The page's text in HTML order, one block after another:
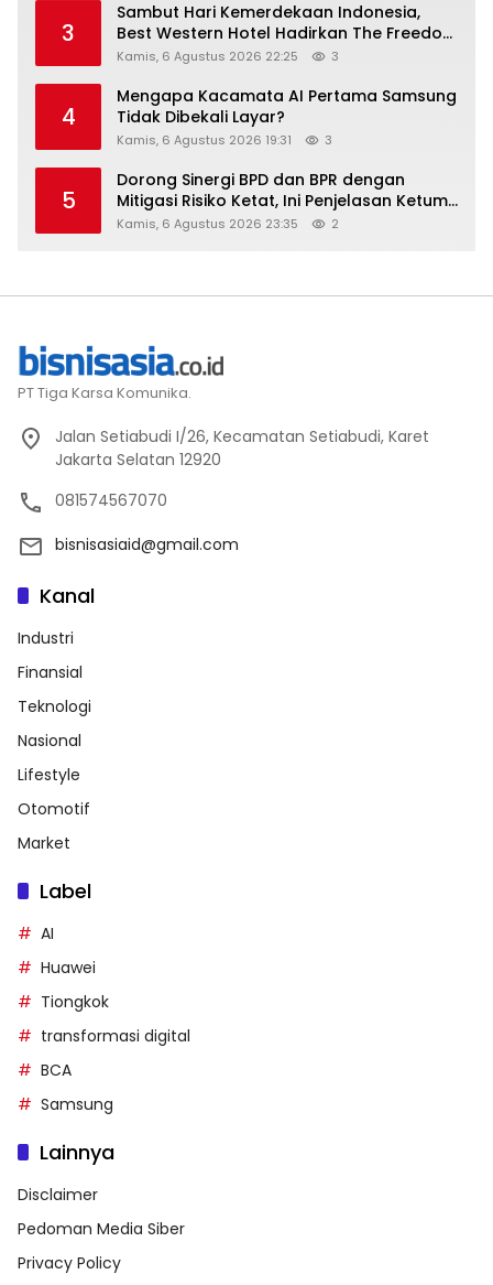
3
Sambut Hari Kemerdekaan Indonesia,
Best Western Hotel Hadirkan The Freedom
Stay Diskon Hingga 45%
Kamis, 6 Agustus 2026 22:25 3
4
Mengapa Kacamata AI Pertama Samsung
Tidak Dibekali Layar?
Kamis, 6 Agustus 2026 19:31 3
5
Dorong Sinergi BPD dan BPR dengan
Mitigasi Risiko Ketat, Ini Penjelasan Ketum
Asbanda
Kamis, 6 Agustus 2026 23:35 2
PT Tiga Karsa Komunika.
Jalan Setiabudi I/26, Kecamatan Setiabudi, Karet
Jakarta Selatan 12920
081574567070
bisnisasiaid@gmail.com
Kanal
Industri
Finansial
Teknologi
Nasional
Lifestyle
Otomotif
Market
Label
AI
Huawei
Tiongkok
transformasi digital
BCA
Samsung
Lainnya
Disclaimer
Pedoman Media Siber
Privacy Policy